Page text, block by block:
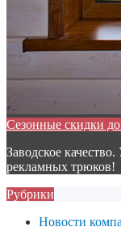
Сезонные скидки
Заводское
рекламных трюков!
Рубрики
Новости